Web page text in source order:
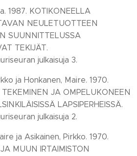
1987. KOTIKONEELLA
NEULETUOTTEEN
SUUNNITTELUSSA
TEKIJÄT.
julkaisuja 3.
ja Honkanen, Maire. 1970.
TEKEMINEN JA OMPELUKONEEN
LAPSIPERHEISSÄ.
julkaisuja 2.
ja Asikainen, Pirkko. 1970.
MUUN IRTAIMISTON